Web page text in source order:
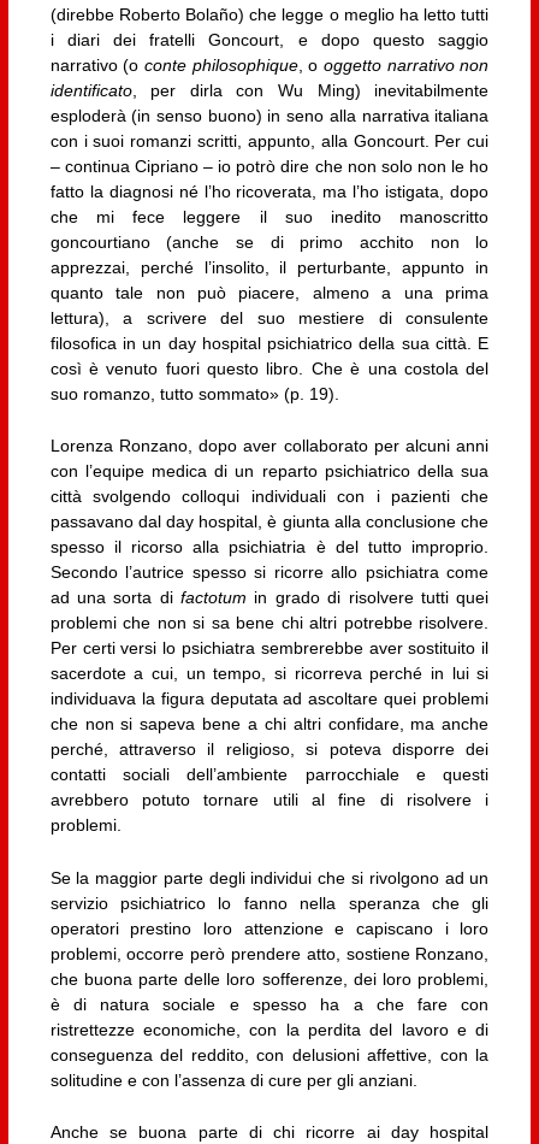
(direbbe Roberto Bolaño) che legge o meglio ha letto tutti
i diari dei fratelli Goncourt, e dopo questo saggio
narrativo (oconte philosophique, o oggetto narrativo non
identificato, per dirla con Wu Ming) inevitabilmente
esploderà (in senso buono) in seno alla narrativa italiana
con i suoi romanzi scritti, appunto, alla Goncourt. Per cui
– continua Cipriano – io potrò dire che non solo non le ho
fatto la diagnosi né l’ho ricoverata, ma l’ho istigata, dopo
che mi fece leggere il suo inedito manoscritto
goncourtiano (anche se di primo acchito non lo
apprezzai, perché l’insolito, il perturbante, appunto in
quanto tale non può piacere, almeno a una prima
lettura), a scrivere del suo mestiere di consulente
filosofica in un day hospital psichiatrico della sua città. E
così è venuto fuori questo libro. Che è una costola del
suo romanzo, tutto sommato» (p. 19).
Lorenza Ronzano, dopo aver collaborato per alcuni anni
con l’equipe medica di un reparto psichiatrico della sua
città svolgendo colloqui individuali con i pazienti che
passavano dal day hospital, è giunta alla conclusione che
spesso il ricorso alla psichiatria è del tutto improprio.
Secondo l’autrice spesso si ricorre allo psichiatra come
ad una sorta difactotum in grado di risolvere tutti quei
problemi che non si sa bene chi altri potrebbe risolvere.
Per certi versi lo psichiatra sembrerebbe aver sostituito il
sacerdote a cui, un tempo, si ricorreva perché in lui si
individuava la figura deputata ad ascoltare quei problemi
che non si sapeva bene a chi altri confidare, ma anche
perché, attraverso il religioso, si poteva disporre dei
contatti sociali dell’ambiente parrocchiale e questi
avrebbero potuto tornare utili al fine di risolvere i
problemi.
Se la maggior parte degli individui che si rivolgono ad un
servizio psichiatrico lo fanno nella speranza che gli
operatori prestino loro attenzione e capiscano i loro
problemi, occorre però prendere atto, sostiene Ronzano,
che buona parte delle loro sofferenze, dei loro problemi,
è di natura sociale e spesso ha a che fare con
ristrettezze economiche, con la perdita del lavoro e di
conseguenza del reddito, con delusioni affettive, con la
solitudine e con l’assenza di cure per gli anziani.
Anche se buona parte di chi ricorre ai day hospital